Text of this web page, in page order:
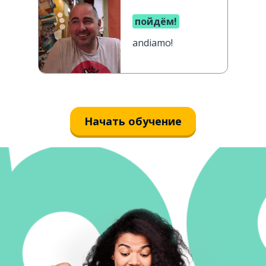
пойдём!
andiamo!
Начать обучение